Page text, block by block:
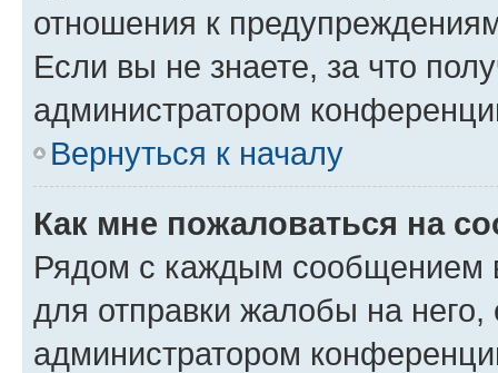
отношения к
Если вы не знаете, за что
администратором
Вернуться к началу
Как мне пожаловаться на
Рядом с каждым сообщением
для отправки жалобы на
администратором